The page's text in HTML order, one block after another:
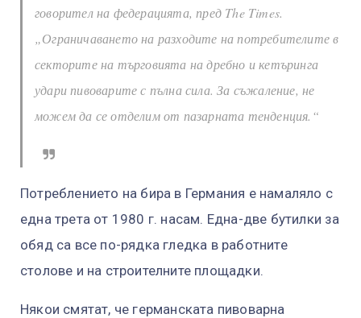
говорител на федерацията, пред The Times.
„Ограничаването на разходите на потребителите в
секторите на търговията на дребно и кетъринга
удари пивоварите с пълна сила. За съжаление, не
можем да се отделим от пазарната тенденция.“
Потреблението на бира в Германия е намаляло с
една трета от 1980 г. насам. Една-две бутилки за
обяд са все по-рядка гледка в работните
столове и на строителните площадки.
Някои смятат, че германската пивоварна